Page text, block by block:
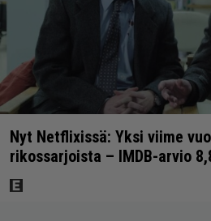
Nyt Netflixissä: Yksi viime
rikossarjoista – IMDB-arvio